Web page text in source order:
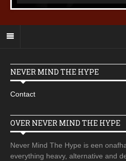
NEVER MIND THE HYPE
Contact
OVER NEVER MIND THE HYPE
Never Mind The Hype is een
everything heavy, alternative and